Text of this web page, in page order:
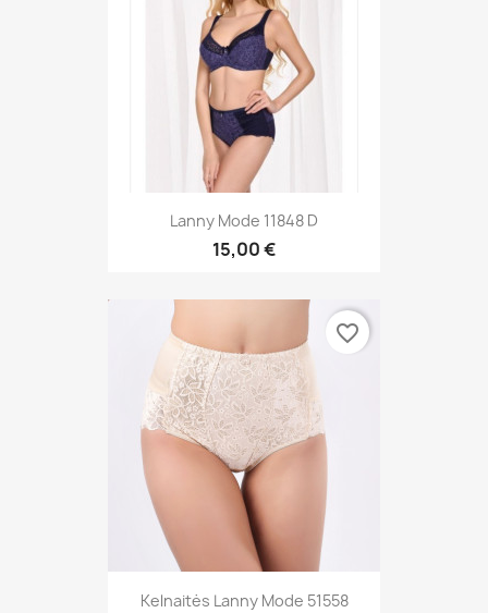
Lanny Mode 11848 D
15,00 €
Kelnaitės Lanny Mode 51558
favorite_border